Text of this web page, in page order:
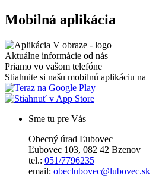
Mobilná aplikácia
Aktuálne informácie od nás
Priamo vo vašom telefóne
Stiahnite si našu mobilnú aplikáciu na
Sme tu pre Vás
Obecný úrad Ľubovec
Ľubovec 103, 082 42 Bzenov
tel.: 051/7796235
email: obeclubovec@lubovec.sk